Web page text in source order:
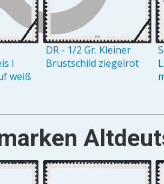
I
weiß
DR - 1/2 Gr. Kleiner
Brustschild ziegelrot